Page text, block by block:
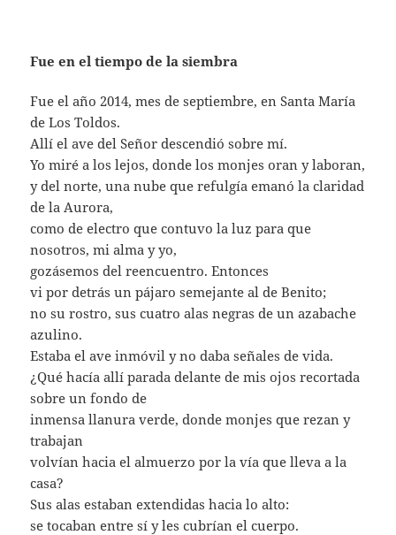
Fue en el tiempo de la siembra
Fue el año 2014, mes de septiembre, en Santa María
de Los Toldos.
Allí el ave del Señor descendió sobre mí.
Yo miré a los lejos, donde los monjes oran y laboran,
y del norte, una nube que refulgía emanó la claridad
de la Aurora,
como de electro que contuvo la luz para que
nosotros, mi alma y yo,
gozásemos del reencuentro. Entonces
vi por detrás un pájaro semejante al de Benito;
no su rostro, sus cuatro alas negras de un azabache
azulino.
Estaba el ave inmóvil y no daba señales de vida.
¿Qué hacía allí parada delante de mis ojos recortada
sobre un fondo de
inmensa llanura verde, donde monjes que rezan y
trabajan
volvían hacia el almuerzo por la vía que lleva a la
casa?
Sus alas estaban extendidas hacia lo alto:
se tocaban entre sí y les cubrían el cuerpo.